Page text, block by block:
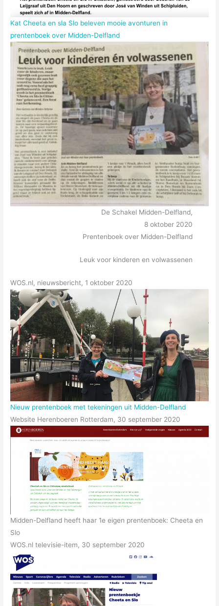
Kat Cheeta en sla Slo beleven mooie avonturen in
prentenboek over Midden-Delfland
De Schakel Midden-Delfland,
8 oktober 2020
Prentenboek over Midden-Delfland
Leuk voor kinderen en volwassenen
WOS.nl, nieuwsbericht, 1 oktober 2020
Nieuw prentenboek met tekeningen uit Midden-Delfland
Website Herenboeren Rotterdam, 30 september 2020
Midden-Delfland heeft haar 1e eigen prentenboek: Cheeta en
Slo
WOS.nl televisie-item, 30 september 2020